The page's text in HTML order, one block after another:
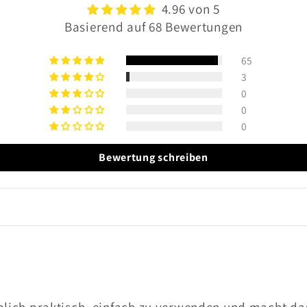
4.96 von 5
Basierend auf 68 Bewertungen
65
3
0
0
0
Bewertung schreiben